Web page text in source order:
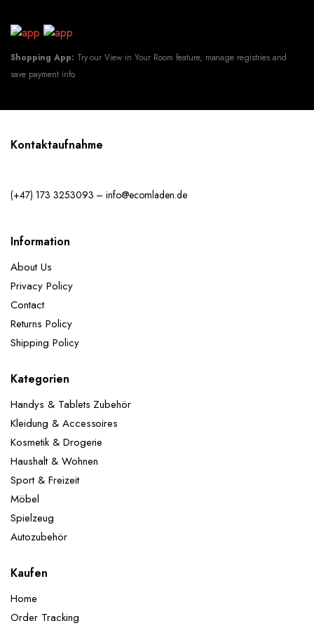
Shopping App: Try our View in Your Room feature, manage registries and
save payment info.
Kontaktaufnahme
(+47) 173 3253093 – info@ecomladen.de
Information
About Us
Privacy Policy
Contact
Returns Policy
Shipping Policy
Kategorien
Handys & Tablets Zubehör
Kleidung & Accessoires
Kosmetik & Drogerie
Haushalt & Wohnen
Sport & Freizeit
Möbel
Spielzeug
Autozubehör
Kaufen
Home
Order Tracking